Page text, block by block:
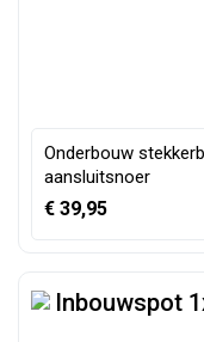
Onderbouw
aansluitsnoer
€ 39,95
Inbouwspot